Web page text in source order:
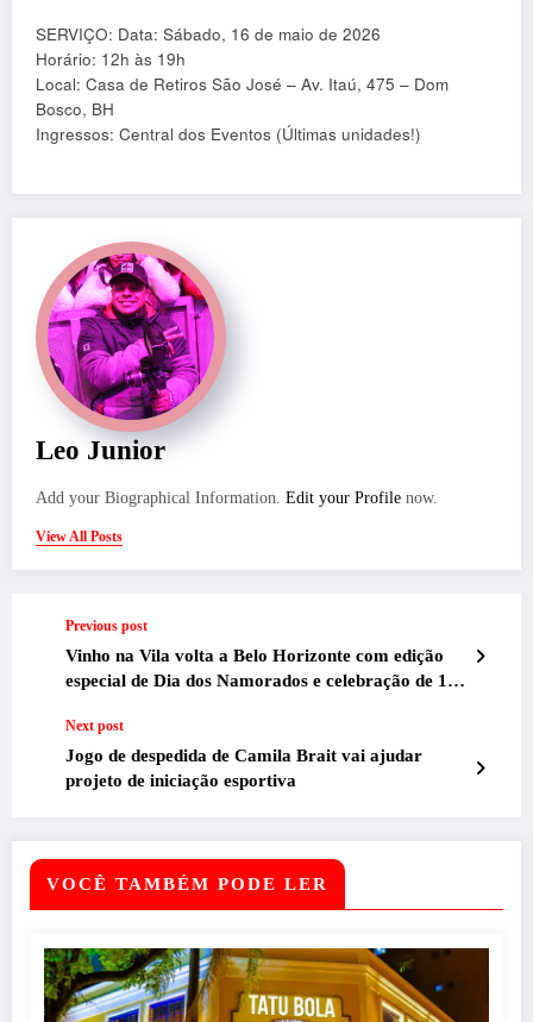
SERVIÇO: Data: Sábado, 16 de maio de 2026
Horário: 12h às 19h
Local: Casa de Retiros São José – Av. Itaú, 475 – Dom
Bosco, BH
Ingressos: Central dos Eventos (Últimas unidades!)
Leo Junior
Add your Biographical Information. Edit your Profile now.
View All Posts
Previous post
Vinho na Vila volta a Belo Horizonte com edição
especial de Dia dos Namorados e celebração de 10
Next post
Jogo de despedida de Camila Brait vai ajudar
projeto de iniciação esportiva
VOCÊ TAMBÉM PODE LER